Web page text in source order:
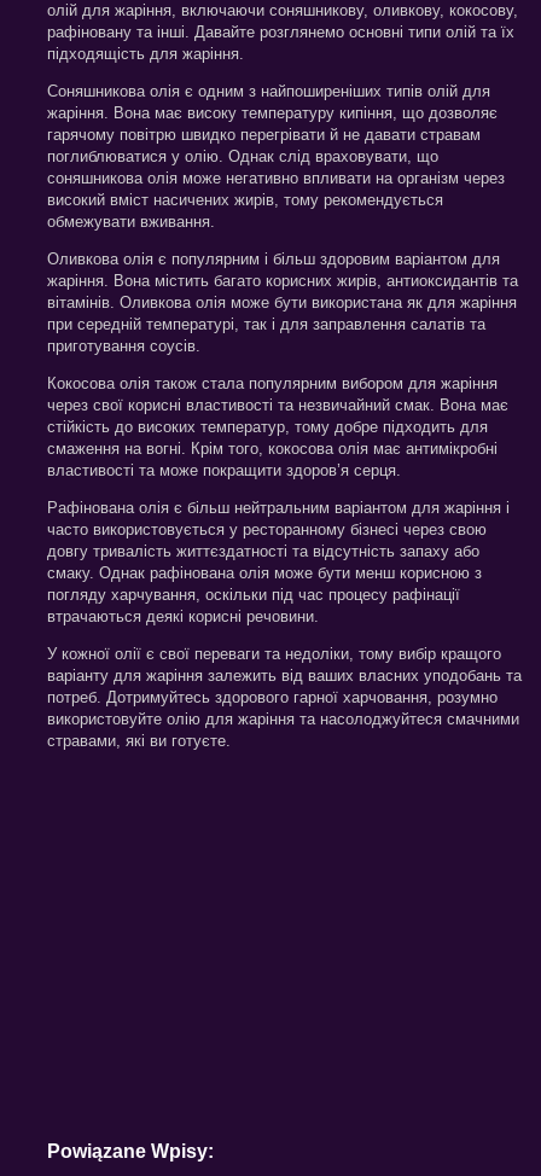
олій для жаріння, включаючи соняшникову, оливкову, кокосову,
рафіновану та інші. Давайте розглянемо основні типи олій та їх
підходящість для жаріння.
Соняшникова олія є одним з найпоширеніших типів олій для
жаріння. Вона має високу температуру кипіння, що дозволяє
гарячому повітрю швидко перегрівати й не давати стравам
поглиблюватися у олію. Однак слід враховувати, що
соняшникова олія може негативно впливати на організм через
високий вміст насичених жирів, тому рекомендується
обмежувати вживання.
Оливкова олія є популярним і більш здоровим варіантом для
жаріння. Вона містить багато корисних жирів, антиоксидантів та
вітамінів. Оливкова олія може бути використана як для жаріння
при середній температурі, так і для заправлення салатів та
приготування соусів.
Кокосова олія також стала популярним вибором для жаріння
через свої корисні властивості та незвичайний смак. Вона має
стійкість до високих температур, тому добре підходить для
смаження на вогні. Крім того, кокосова олія має антимікробні
властивості та може покращити здоров’я серця.
Рафінована олія є більш нейтральним варіантом для жаріння і
часто використовується у ресторанному бізнесі через свою
довгу тривалість життєздатності та відсутність запаху або
смаку. Однак рафінована олія може бути менш корисною з
погляду харчування, оскільки під час процесу рафінації
втрачаються деякі корисні речовини.
У кожної олії є свої переваги та недоліки, тому вибір кращого
варіанту для жаріння залежить від ваших власних уподобань та
потреб. Дотримуйтесь здорового гарної харчовання, розумно
використовуйте олію для жаріння та насолоджуйтеся смачними
стравами, які ви готуєте.
Powiązane Wpisy: